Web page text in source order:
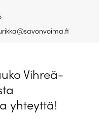
Vihreä-
yhteyttä!